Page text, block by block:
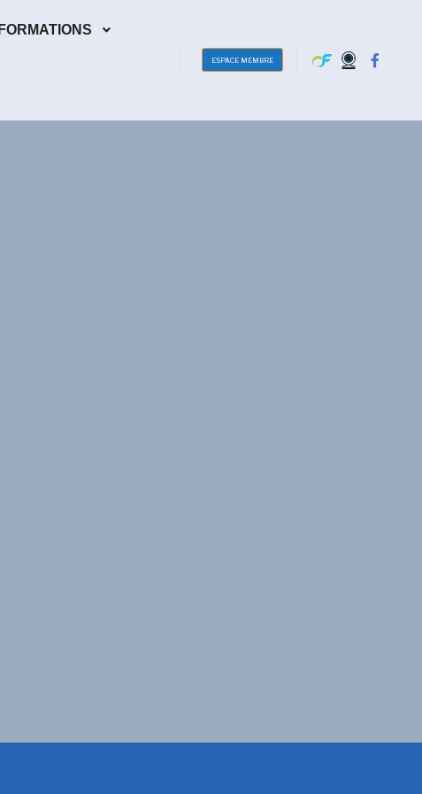
ESPACE MEMBRE